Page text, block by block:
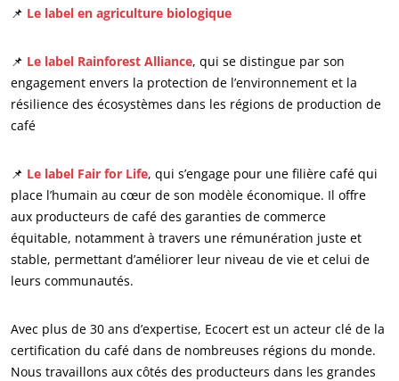
NOS ENGAGEMENTS RSE
Progresser avec nos équipes
S’investir pour notre environnement
📌 Le label en agriculture biologique
📌 Le label Rainforest Alliance, qui se distingue par son
engagement envers la protection de l’environnement et la
résilience des écosystèmes dans les régions de production de
café
📌 Le label Fair for Life, qui s’engage pour une filière café qui
place l’humain au cœur de son modèle économique. Il offre
aux producteurs de café des garanties de commerce
équitable, notamment à travers une rémunération juste et
stable, permettant d’améliorer leur niveau de vie et celui de
leurs communautés.
Avec plus de 30 ans d’expertise, Ecocert est un acteur clé de la
certification du café dans de nombreuses régions du monde.
Nous travaillons aux côtés des producteurs dans les grandes